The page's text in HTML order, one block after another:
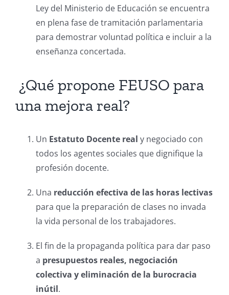
Ley del Ministerio de Educación se encuentra
en plena fase de tramitación parlamentaria
para demostrar voluntad política e incluir a la
enseñanza concertada.
¿Qué propone FEUSO para
una mejora real?
Un Estatuto Docente real y negociado con
todos los agentes sociales que dignifique la
profesión docente.
Una reducción efectiva de las horas lectivas
para que la preparación de clases no invada
la vida personal de los trabajadores.
El fin de la propaganda política para dar paso
a presupuestos reales, negociación
colectiva y eliminación de la burocracia
inútil.